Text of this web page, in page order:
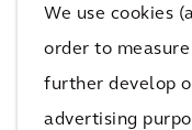
We use cookies
order to
further develop
advertising
sichtbares
Generationen